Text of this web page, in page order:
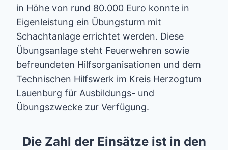
in Höhe von rund 80.000 Euro konnte in
Eigenleistung ein Übungsturm mit
Schachtanlage errichtet werden. Diese
Übungsanlage steht Feuerwehren sowie
befreundeten Hilfsorganisationen und dem
Technischen Hilfswerk im Kreis Herzogtum
Lauenburg für Ausbildungs- und
Übungszwecke zur Verfügung.
Die Zahl der Einsätze ist in den